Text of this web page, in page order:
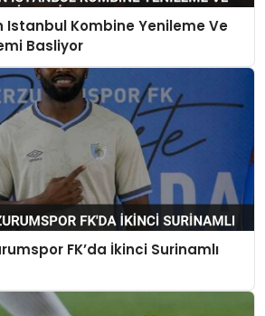
Istanbul Kombine Yenileme Ve
Basliyor
FK’da İkinci Surinamlı